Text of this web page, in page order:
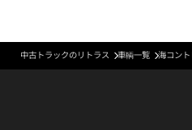
中古トラックのリトラス 車輌一覧 海コント